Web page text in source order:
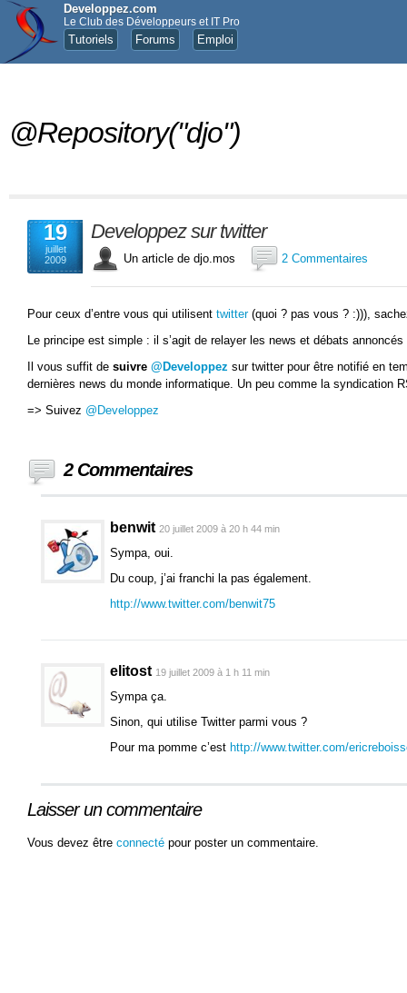
Developpez.com
Le Club des Développeurs et IT Pro
Tutoriels Forums Emploi
@Repository("djo")
19
juillet
2009
Developpez sur twitter
Un article de djo.mos 2 Commentaires
Pour ceux d’entre vous qui utilisent twitter(quoi ? pas vous ? :))),
Le principe est simple : il s’agit de relayer les news et débats annoncés
Il vous suffit de suivre @Developpez sur twitter pour être notifié en
dernières news du monde informatique. Un peu comme la syndication
=> Suivez @Developpez
2 Commentaires
benwit 20 juillet 2009 à 20 h 44 min
Sympa, oui.
Du coup, j’ai franchi la pas également.
http://www.twitter.com/benwit75
elitost 19 juillet 2009 à 1 h 11 min
Sympa ça.
Sinon, qui utilise Twitter parmi vous ?
Pour ma pomme c’est http://www.twitter.com/
Laisser un commentaire
Vous devez être connecté pour poster un commentaire.